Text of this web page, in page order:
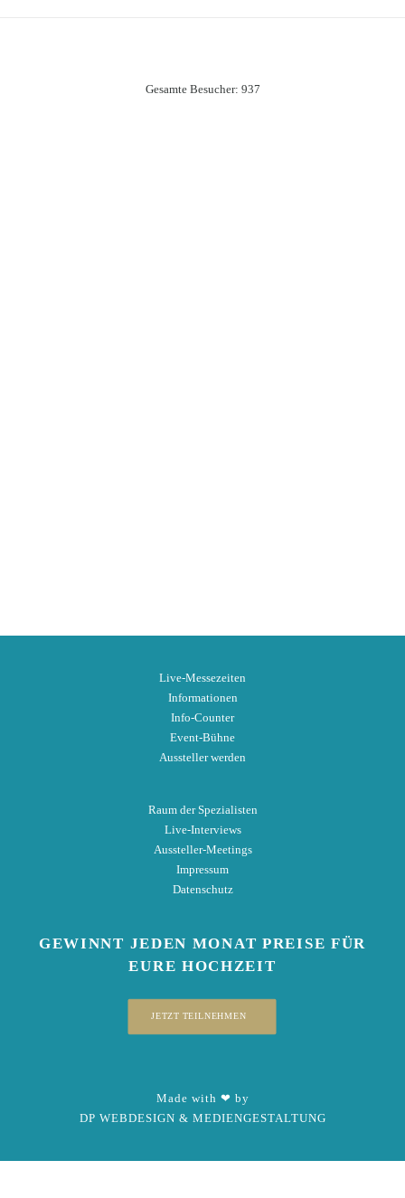
Gesamte Besucher: 937
Live-Messezeiten
Informationen
Info-Counter
Event-Bühne
Aussteller werden
Raum der Spezialisten
Live-Interviews
Aussteller-Meetings
Impressum
Datenschutz
GEWINNT JEDEN MONAT PREISE FÜR
EURE HOCHZEIT
JETZT TEILNEHMEN
Made with ❤ by
DP WEBDESIGN & MEDIENGESTALTUNG